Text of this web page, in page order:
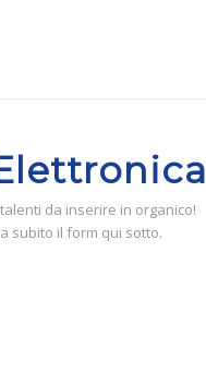
da inserire in organico!
subito il form qui sotto.